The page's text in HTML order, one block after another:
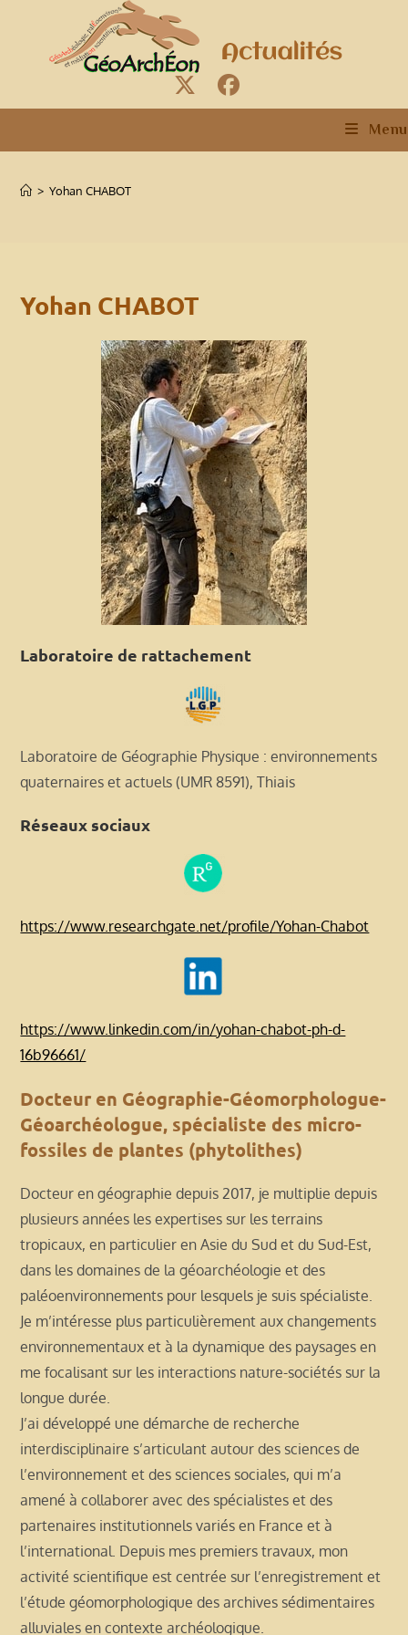
Menu
> Yohan CHABOT
Yohan CHABOT
Laboratoire de rattachement
Laboratoire de Géographie Physique : environnements
quaternaires et actuels (UMR 8591), Thiais
Réseaux sociaux
https://www.researchgate.net/profile/Yohan-Chabot
https://www.linkedin.com/in/yohan-chabot-ph-d-
16b96661/
Docteur en Géographie-Géomorphologue-
Géoarchéologue, spécialiste des micro-
fossiles de plantes (phytolithes)
Docteur en géographie depuis 2017, je multiplie depuis
plusieurs années les expertises sur les terrains
tropicaux, en particulier en Asie du Sud et du Sud-Est,
dans les domaines de la géoarchéologie et des
paléoenvironnements pour lesquels je suis spécialiste.
Je m’intéresse plus particulièrement aux changements
environnementaux et à la dynamique des paysages en
me focalisant sur les interactions nature-sociétés sur la
longue durée.
J’ai développé une démarche de recherche
interdisciplinaire s’articulant autour des sciences de
l’environnement et des sciences sociales, qui m’a
amené à collaborer avec des spécialistes et des
partenaires institutionnels variés en France et à
l’international. Depuis mes premiers travaux, mon
activité scientifique est centrée sur l’enregistrement et
l’étude géomorphologique des archives sédimentaires
alluviales en contexte archéologique.